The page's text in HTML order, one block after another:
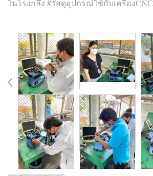
ในโรงกลึง #วัสดุอุปกรณ์ใช้กับเครื่องCNC